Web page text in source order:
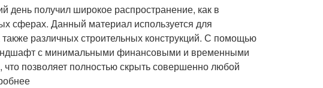
день получил широкое распространение, как в
сферах. Данный материал используется для
различных строительных конструкций. С помощью
с минимальными финансовыми и временными
позволяет полностью скрыть совершенно любой